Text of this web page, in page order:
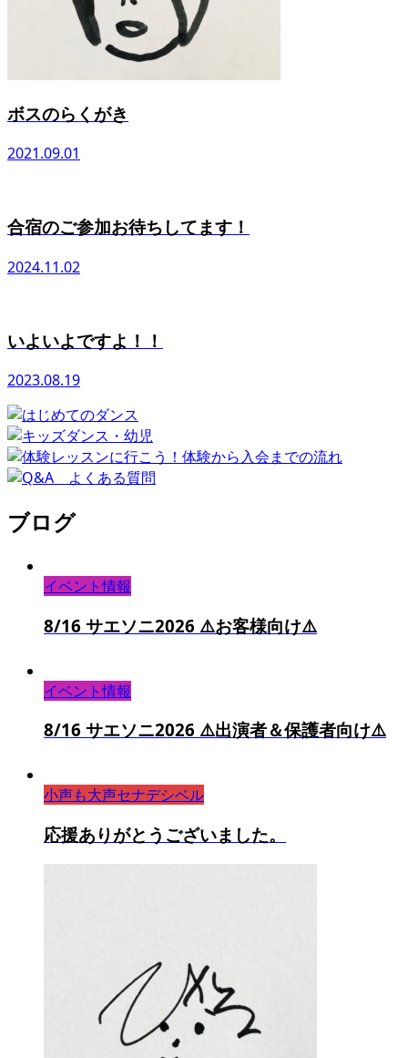
ボスのらくがき
2021.09.01
合宿のご参加お待ちしてます！
2024.11.02
いよいよですよ！！
2023.08.19
ブログ
イベント情報
8/16 サエソニ2026 ⚠️お客様向け⚠️
イベント情報
8/16 サエソニ2026 ⚠️出演者＆保護者向け⚠️
小声も大声セナデシベル
応援ありがとうございました。